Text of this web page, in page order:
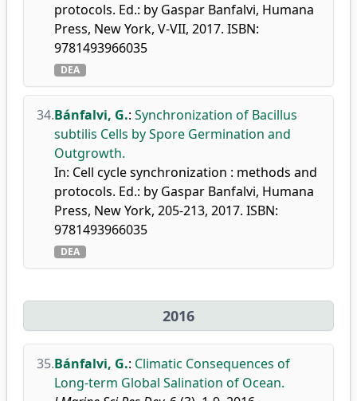
protocols. Ed.: by Gaspar Banfalvi, Humana
Press, New York, V-VII, 2017. ISBN:
9781493966035
DEA
34.Bánfalvi, G.: Synchronization of Bacillus
subtilis Cells by Spore Germination and
Outgrowth.
In: Cell cycle synchronization : methods and
protocols. Ed.: by Gaspar Banfalvi, Humana
Press, New York, 205-213, 2017. ISBN:
9781493966035
DEA
2016
35.Bánfalvi, G.: Climatic Consequences of
Long-term Global Salination of Ocean.